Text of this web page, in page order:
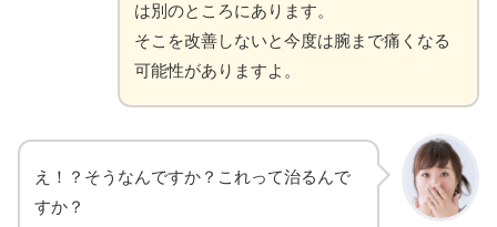
は別のところにあります。
そこを改善しないと今度は腕まで痛くなる
可能性がありますよ。
え！？そうなんですか？これって治るんで
すか？